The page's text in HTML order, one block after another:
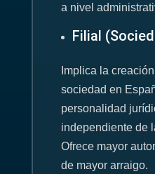
a nivel
Filial
Implica la
sociedad en
personalidad
independiente de
Ofrece mayor
de mayor arraigo.